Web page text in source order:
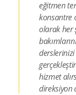
eğitmen
konsantre
olarak her
derslerinizi
hizmet
direksiyon